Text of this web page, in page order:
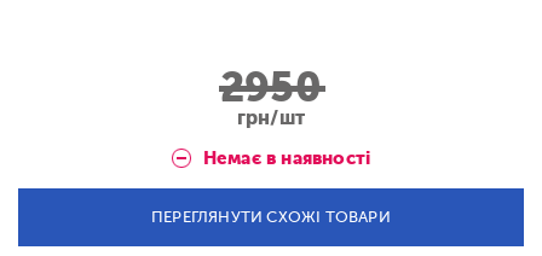
2950
грн/шт
Немає в наявності
ПЕРЕГЛЯНУТИ СХОЖІ ТОВАРИ